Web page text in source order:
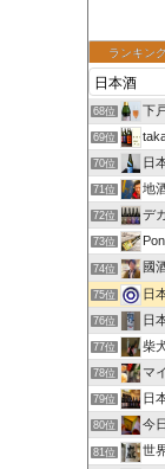
ランキン
68位 下
69位
70位 日
71位 地
72位 デ
73位
74位 國
75位 日
76位 日
77位 柴
78位 マ
79位 日
80位 今
81位 世